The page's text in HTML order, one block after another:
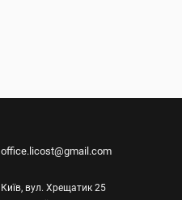
office.licost@gmail.com
Київ, вул. Хрещатик 25